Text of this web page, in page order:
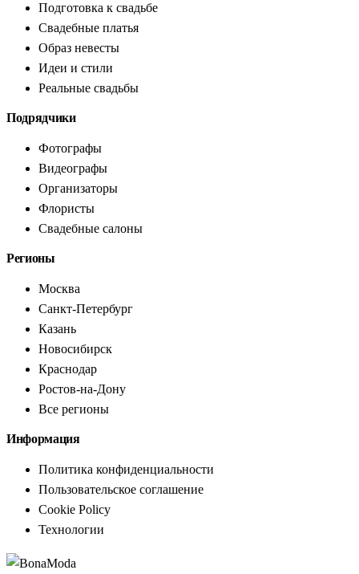
Подготовка к свадьбе
Свадебные платья
Образ невесты
Идеи и стили
Реальные свадьбы
Подрядчики
Фотографы
Видеографы
Организаторы
Флористы
Свадебные салоны
Регионы
Москва
Санкт-Петербург
Казань
Новосибирск
Краснодар
Ростов-на-Дону
Все регионы
Информация
Политика конфиденциальности
Пользовательское соглашение
Cookie Policy
Технологии